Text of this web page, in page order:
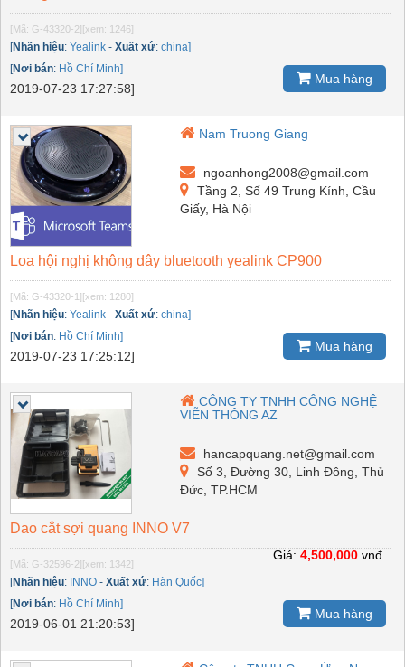
[Mã: G-43320-2] [xem: 1246]
[Nhãn hiệu: Yealink - Xuất xứ: china]
[Nơi bán: Hồ Chí Minh]
2019-07-23 17:27:58]
Mua hàng
Nam Truong Giang
ngoanhong2008@gmail.com
Tầng 2, Số 49 Trung Kính, Cầu
Giấy, Hà Nội
Loa hội nghị không dây bluetooth yealink CP900
[Mã: G-43320-1] [xem: 1280]
[Nhãn hiệu: Yealink - Xuất xứ: china]
[Nơi bán: Hồ Chí Minh]
2019-07-23 17:25:12]
Mua hàng
CÔNG TY TNHH CÔNG NGHỆ
VIỄN THÔNG AZ
hancapquang.net@gmail.com
Số 3, Đường 30, Linh Đông, Thủ
Đức, TP.HCM
Dao cắt sợi quang INNO V7
[Mã: G-32596-2] [xem: 1342]
[Nhãn hiệu: INNO - Xuất xứ: Hàn Quốc]
[Nơi bán: Hồ Chí Minh]
2019-06-01 21:20:53]
Giá: 4,500,000 vnđ
Mua hàng